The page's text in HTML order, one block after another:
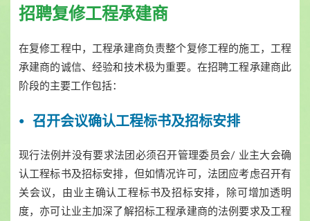
招聘复修工程承建商
在复修工程中，工程承建商负责整个复修工程的施工，工程
承建商的诚信、经验和技术极为重要。在招聘工程承建商此
阶段的主要工作包括：
召开会议确认工程标书及招标安排
现行法例并没有要求法团必须召开管理委员会/ 业主大会确
认工程标书及招标安排，但如情况许可，法团应考虑召开有
关会议，由业主确认工程标书及招标安排，除可增加透明
度，亦可让业主加深了解招标工程承建商的法例要求及工程